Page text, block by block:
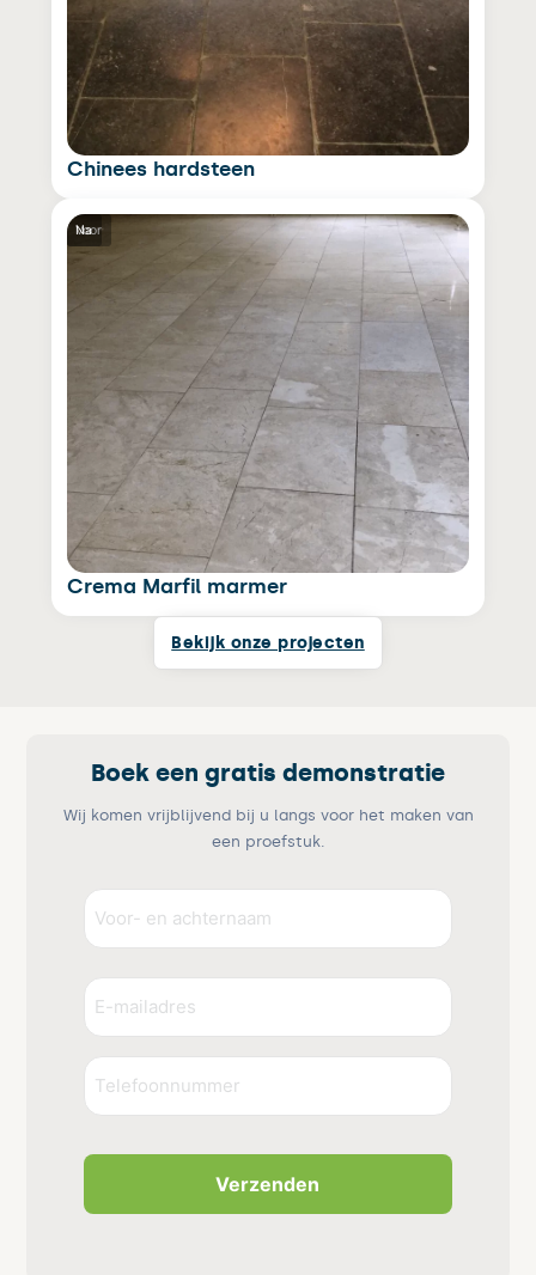
Chinees hardsteen
Voor
Na
Crema Marfil marmer
Bekijk onze projecten
Boek een gratis demonstratie
Wij komen vrijblijvend bij u langs voor het maken van
een proefstuk.
Voor-
en
(Vereist)
E-
mailadres
(Vereist)
Telefoonnummer
CAPTCHA